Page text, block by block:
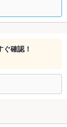
確認！